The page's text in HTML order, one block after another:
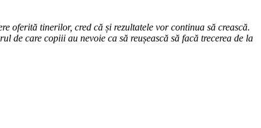
oferită tinerilor, cred că și rezultatele vor continua să crească.
care copiii au nevoie ca să reușească să facă trecerea de la